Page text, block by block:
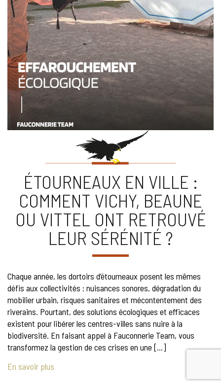
ÉTOURNEAUX EN VILLE :
COMMENT VICHY, BEAUNE
OU VITTEL ONT RETROUVÉ
LEUR SÉRÉNITÉ ?
Chaque année, les dortoirs d’étourneaux posent les mêmes
défis aux collectivités : nuisances sonores, dégradation du
mobilier urbain, risques sanitaires et mécontentement des
riverains. Pourtant, des solutions écologiques et efficaces
existent pour libérer les centres-villes sans nuire à la
biodiversité. En faisant appel à Fauconnerie Team, vous
transformez la gestion de ces crises en une […]
En savoir plus